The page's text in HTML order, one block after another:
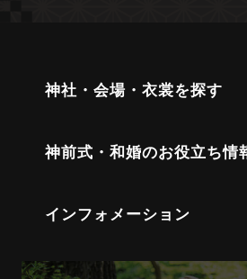
神社・会場・衣裳を探す
神前式・和婚のお役立ち情
インフォメーション